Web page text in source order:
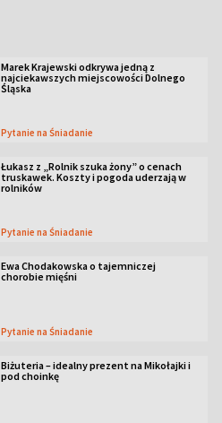
Marek Krajewski odkrywa jedną z
najciekawszych miejscowości Dolnego
Śląska
Pytanie na Śniadanie
Łukasz z „Rolnik szuka żony” o cenach
truskawek. Koszty i pogoda uderzają w
rolników
Pytanie na Śniadanie
Ewa Chodakowska o tajemniczej
chorobie mięśni
Pytanie na Śniadanie
Biżuteria – idealny prezent na Mikołajki i
pod choinkę